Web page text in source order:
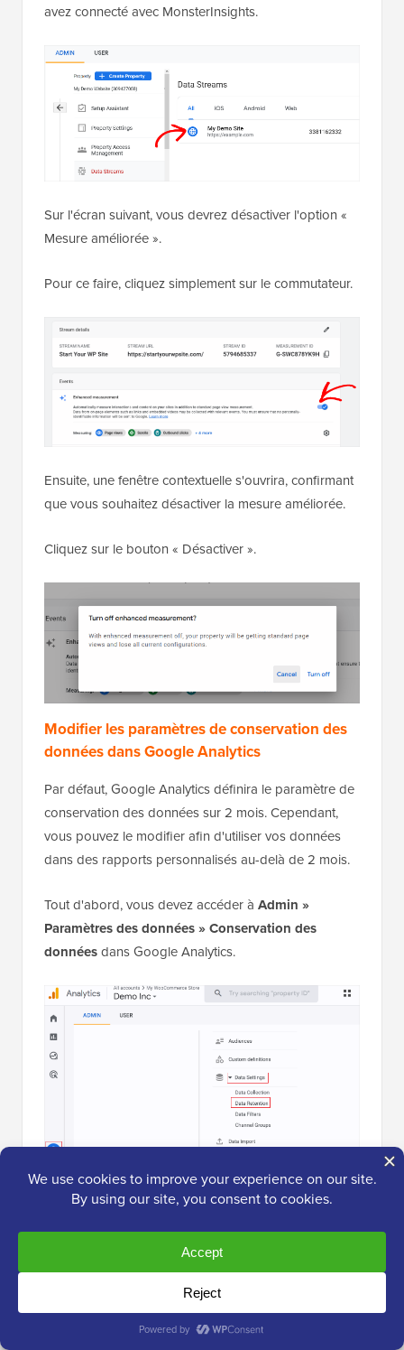
avez connecté avec MonsterInsights.
Sur l'écran suivant, vous devrez désactiver l'option «
Mesure améliorée ».
Pour ce faire, cliquez simplement sur le commutateur.
Ensuite, une fenêtre contextuelle s'ouvrira, confirmant
que vous souhaitez désactiver la mesure améliorée.
Cliquez sur le bouton « Désactiver ».
Modifier les paramètres de conservation des
données dans Google Analytics
Par défaut, Google Analytics définira le paramètre de
conservation des données sur 2 mois. Cependant,
vous pouvez le modifier afin d'utiliser vos données
dans des rapports personnalisés au-delà de 2 mois.
Tout d'abord, vous devez accéder à Admin »
Paramètres des données » Conservation des
donnéesdans Google Analytics.
Ensuite, vous pouvez cliquer sur le menu déroulant «
À partir de là, sélectionnez simplement l'option « 14
mois » et cliquez sur le bouton « Enregistrer ».